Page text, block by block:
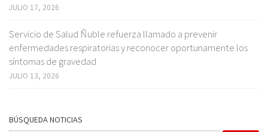
JULIO 17, 2026
Servicio de Salud Ñuble refuerza llamado a prevenir
enfermedades respiratorias y reconocer oportunamente los
síntomas de gravedad
JULIO 13, 2026
BÚSQUEDA NOTICIAS